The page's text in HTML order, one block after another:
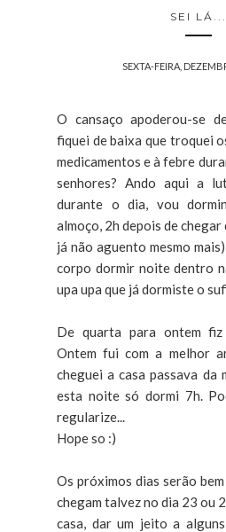
SEI LÁ...
SEXTA-FEIRA,
O cansaço apoderou-se
fiquei de baixa que troquei
medicamentos e à febre
senhores? Ando aqui a
durante o dia, vou
almoço, 2h depois de
já não aguento mesmo
corpo dormir noite dentro
upa upa que já dormiste o
De quarta para ontem fiz
Ontem fui com a melhor
cheguei a casa passava da
esta noite só dormi 7h.
regularize...
Hope so :)
Os próximos dias serão
chegam talvez no dia 23 ou
casa, dar um jeito a